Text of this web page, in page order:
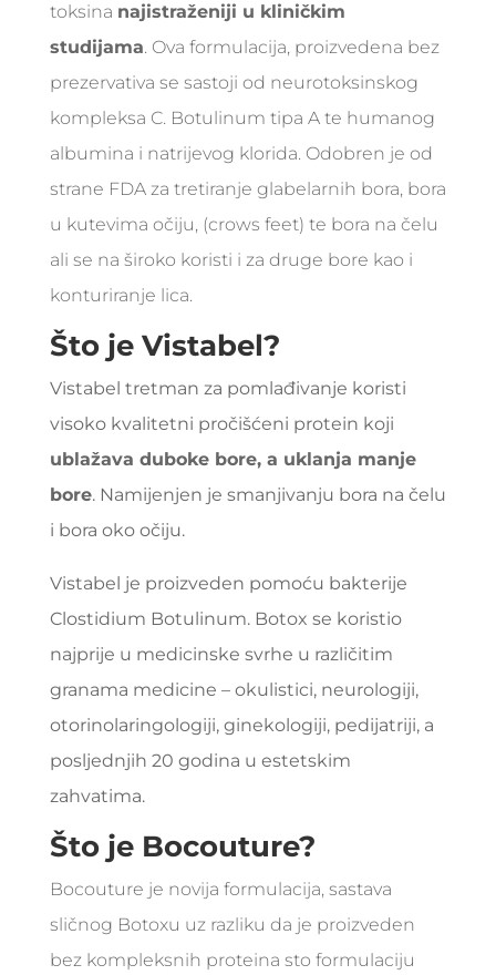
toksina najistraženiji u kliničkim
studijama. Ova formulacija, proizvedena bez
prezervativa se sastoji od neurotoksinskog
kompleksa C. Botulinum tipa A te humanog
albumina i natrijevog klorida. Odobren je od
strane FDA za tretiranje glabelarnih bora, bora
u kutevima očiju, (crows feet) te bora na čelu
ali se na široko koristi i za druge bore kao i
konturiranje lica.
Što je Vistabel?
Vistabel tretman za pomlađivanje koristi
visoko kvalitetni pročišćeni protein koji
ublažava duboke bore, a uklanja manje
bore. Namijenjen je smanjivanju bora na čelu
i bora oko očiju.
Vistabel je proizveden pomoću bakterije
Clostidium Botulinum. Botox se koristio
najprije u medicinske svrhe u različitim
granama medicine – okulistici, neurologiji,
otorinolaringologiji, ginekologiji, pedijatriji, a
posljednjih 20 godina u estetskim
zahvatima.
Što je Bocouture?
Bocouture je novija formulacija, sastava
sličnog Botoxu uz razliku da je proizveden
bez kompleksnih proteina sto formulaciju